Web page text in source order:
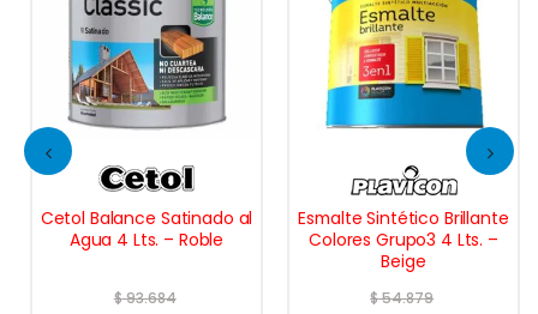
Cetol Balance Satinado al
Agua 4 Lts. – Roble
$93.684
Esmalte Sintético Brillante
Colores Grupo3 4 Lts. –
Beige
$54.879